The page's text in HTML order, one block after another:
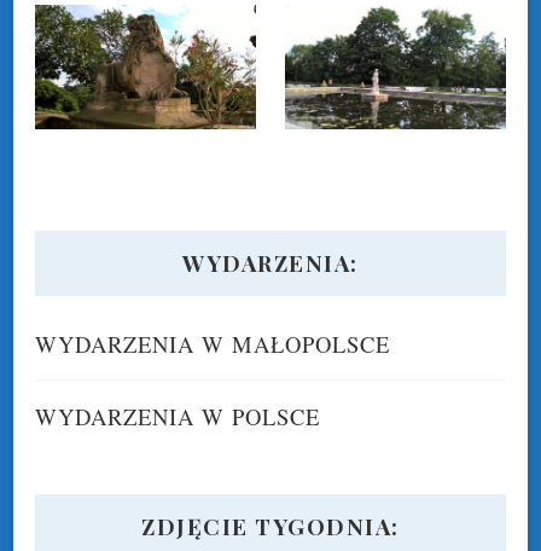
WYDARZENIA:
WYDARZENIA W MAŁOPOLSCE
WYDARZENIA W POLSCE
ZDJĘCIE TYGODNIA: